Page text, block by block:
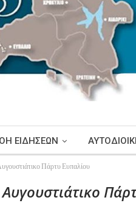
ΕΙΔΗΣΕΩΝ
Πάρτυ Ευπαλίου